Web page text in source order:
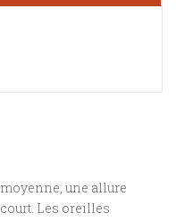
une allure
Les oreilles